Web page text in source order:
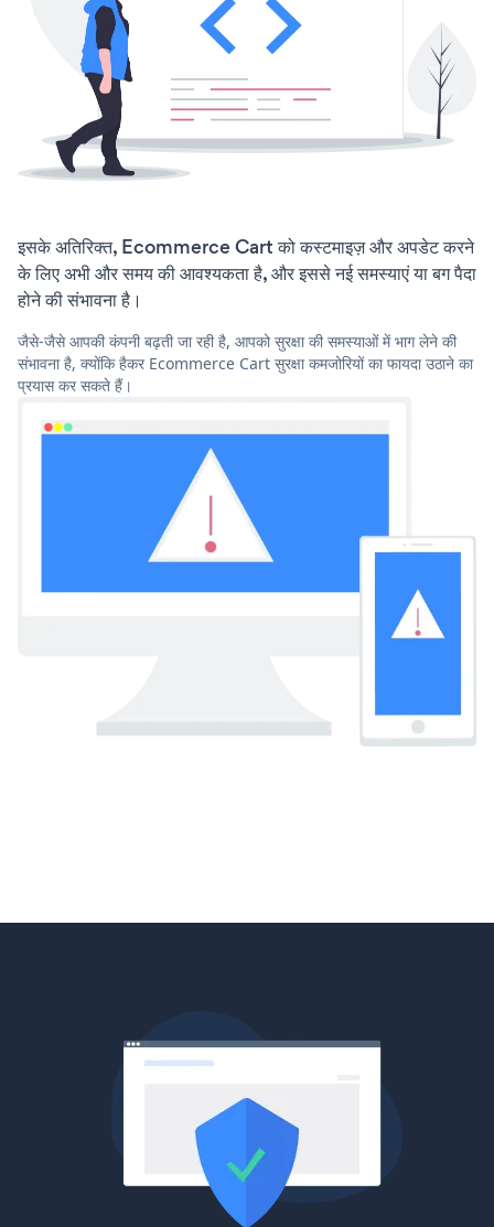
इसके अतिरिक्त, Ecommerce Cart को कस्टमाइज़ और अपडेट करने
के लिए अभी और समय की आवश्यकता है, और इससे नई समस्याएं या बग पैदा
होने की संभावना है।
जैसे-जैसे आपकी कंपनी बढ़ती जा रही है, आपको सुरक्षा की समस्याओं में भाग लेने की
संभावना है, क्योंकि हैकर Ecommerce Cart सुरक्षा कमजोरियों का फायदा उठाने का
प्रयास कर सकते हैं।